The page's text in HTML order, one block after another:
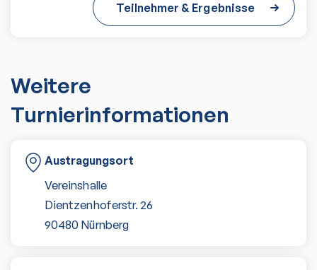
Teilnehmer & Ergebnisse
Weitere
Turnierinformationen
Austragungsort
Vereinshalle
Dientzenhoferstr. 26
90480 Nürnberg